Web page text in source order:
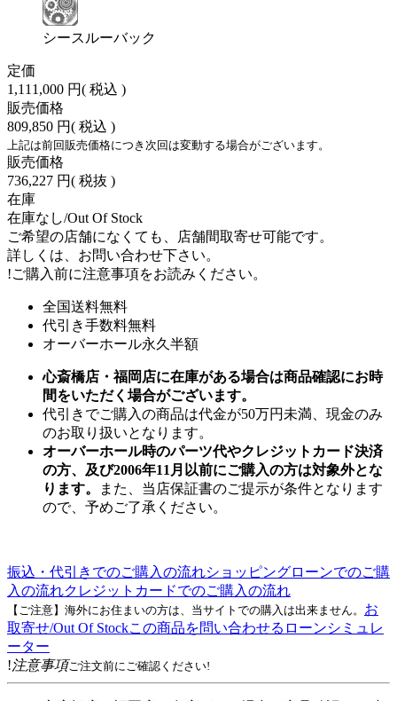
シースルーバック
定価
1,111,000 円( 税込 )
販売価格
809,850 円( 税込 )
上記は前回販売価格につき次回は変動する場合がございます。
販売価格
736,227 円( 税抜 )
在庫
在庫なし/Out Of Stock
ご希望の店舗になくても、店舗間取寄せ可能です。
詳しくは、お問い合わせ下さい。
!ご購入前に注意事項をお読みください。
全国送料無料
代引き手数料無料
オーバーホール永久半額
心斎橋店・福岡店に在庫がある場合は商品確認にお時
間をいただく場合がございます。
代引きでご購入の商品は代金が50万円未満、現金のみ
のお取り扱いとなります。
オーバーホール時のパーツ代やクレジットカード決済
の方、及び2006年11月以前にご購入の方は対象外とな
ります。
また、当店保証書のご提示が条件となります
ので、予めご了承ください。
振込・代引きでのご購入の流れショッピングローンでのご購
入の流れクレジットカードでのご購入の流れ
【ご注意】海外にお住まいの方は、当サイトでの購入は出来ません。 お
取寄せ/Out Of Stockこの商品を問い合わせる ローンシミュレ
ーター
!注意事項ご注文前にご確認ください!